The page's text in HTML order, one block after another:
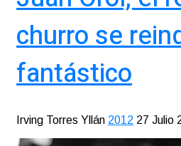
churro se
fantástico
Irving Torres Yllán 2012 27 Julio